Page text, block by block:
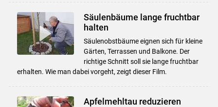
Säulenbäume lange fruchtbar
halten
Säulenobstbäume eignen sich für kleine
Gärten, Terrassen und Balkone. Der
richtige Schnitt soll sie lange fruchtbar
erhalten. Wie man dabei vorgeht, zeigt dieser Film.
Apfelmehltau reduzieren